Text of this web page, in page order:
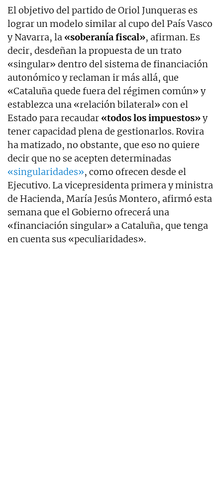
El objetivo del partido de Oriol Junqueras es
lograr un modelo similar al cupo del País Vasco
y Navarra, la «soberanía fiscal», afirman. Es
decir, desdeñan la propuesta de un trato
«singular» dentro del sistema de financiación
autonómico y reclaman ir más allá, que
«Cataluña quede fuera del régimen común» y
establezca una «relación bilateral» con el
Estado para recaudar «todos los impuestos»y
tener capacidad plena de gestionarlos. Rovira
ha matizado, no obstante, que eso no quiere
decir que no se acepten determinadas
«singularidades», como ofrecen desde el
Ejecutivo. La vicepresidenta primera y ministra
de Hacienda, María Jesús Montero, afirmó esta
semana que el Gobierno ofrecerá una
«financiación singular» a Cataluña, que tenga
en cuenta sus «peculiaridades».